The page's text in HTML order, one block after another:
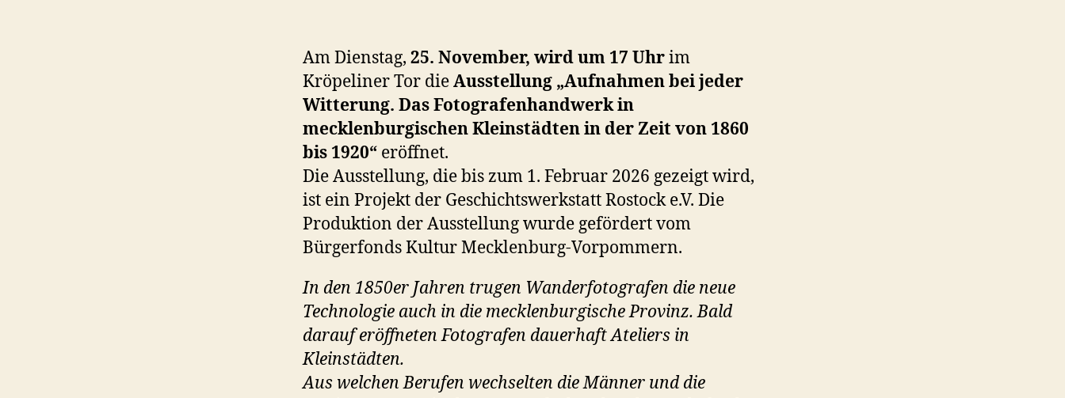
Am Dienstag, 25. November, wird um 17 Uhrim
Kröpeliner Tor dieAusstellung „Aufnahmen bei jeder
Witterung. Das Fotografenhandwerk in
mecklenburgischen Kleinstädten in der Zeit von 1860
bis 1920“ eröffnet.
Die Ausstellung, die bis zum 1. Februar 2026 gezeigt wird,
ist ein Projekt der Geschichtswerkstatt Rostock e.V. Die
Produktion der Ausstellung wurde gefördert vom
Bürgerfonds Kultur Mecklenburg-Vorpommern.
In den 1850er Jahren trugen Wanderfotografen die neue
Technologie auch in die mecklenburgische Provinz. Bald
darauf eröffneten Fotografen dauerhaft Ateliers in
Kleinstädten.
Aus welchen Berufen wechselten die Männer und die